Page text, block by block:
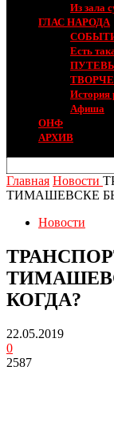
Из зала
ГЛАС НАРОДА
Есть
История
Афиша
ОНФ
АРХИВ
Главная Новости
ТИМАШЕВСКЕ
Новости
КОГДА?
22.05.2019
0
2587